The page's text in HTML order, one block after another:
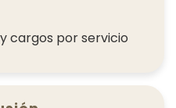
cargos por servicio